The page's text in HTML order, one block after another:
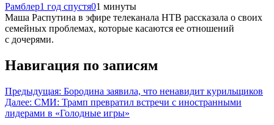
Рамблер1 год спустя01 минуты
Маша Распутина в эфире телеканала НТВ рассказала о своих
семейных проблемах, которые касаются ее отношений
с дочерями.
Навигация по записям
Предыдущая: Бородина заявила, что ненавидит курильщиков
Далее: СМИ: Трамп превратил встречи с иностранными
лидерами в «Голодные игры»